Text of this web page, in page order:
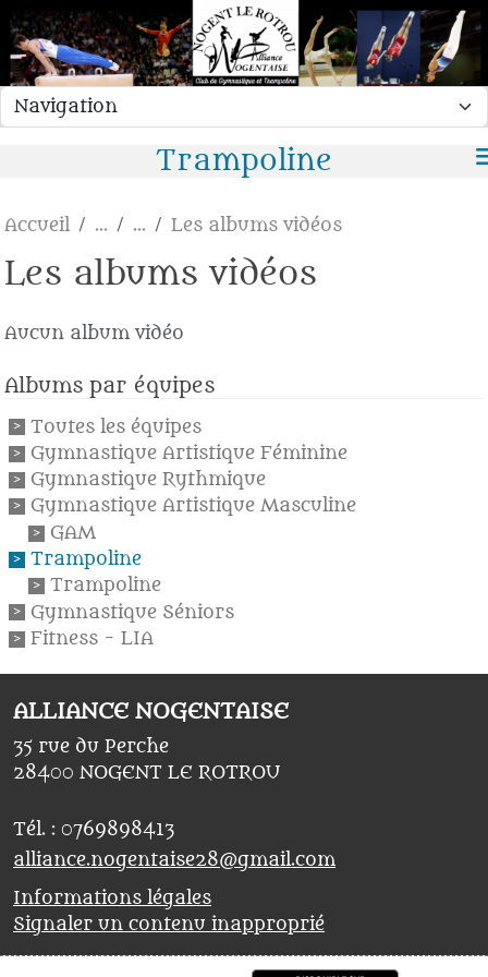
Trampoline
Accueil Les albums vidéos
Les albums vidéos
Aucun album vidéo
Albums par équipes
Toutes les équipes
Gymnastique Artistique Féminine
Gymnastique Rythmique
Gymnastique Artistique Masculine
GAM
Trampoline
Trampoline
Gymnastique Séniors
Fitness - LIA
ALLIANCE NOGENTAISE
35 rue du Perche
28400 NOGENT LE ROTROU
Tél. : 0769898413
alliance.nogentaise28@gmail.com
Informations légales
Signaler un contenu inapproprié
Panneau de gestion des cookies